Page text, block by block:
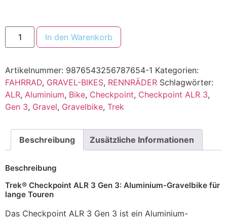
In den Warenkorb
Artikelnummer: 9876543256787654-1 Kategorien:
FAHRRAD, GRAVEL-BIKES, RENNRÄDER Schlagwörter:
ALR, Aluminium, Bike, Checkpoint, Checkpoint ALR 3,
Gen 3, Gravel, Gravelbike, Trek
Beschreibung Zusätzliche Informationen
Beschreibung
Trek® Checkpoint ALR 3 Gen 3: Aluminium-Gravelbike für
lange Touren
Das Checkpoint ALR 3 Gen 3 ist ein Aluminium-